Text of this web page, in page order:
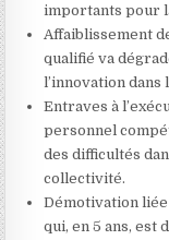
importants pour
Affaiblissement
qualifié va
l’innovation dans
Entraves à
personnel
des difficultés
collectivité.
Démotivation
qui, en 5 ans, est